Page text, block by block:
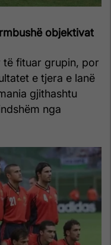
objektivat
të fituar grupin, por
e tjera e lanë
gjithashtu
nga